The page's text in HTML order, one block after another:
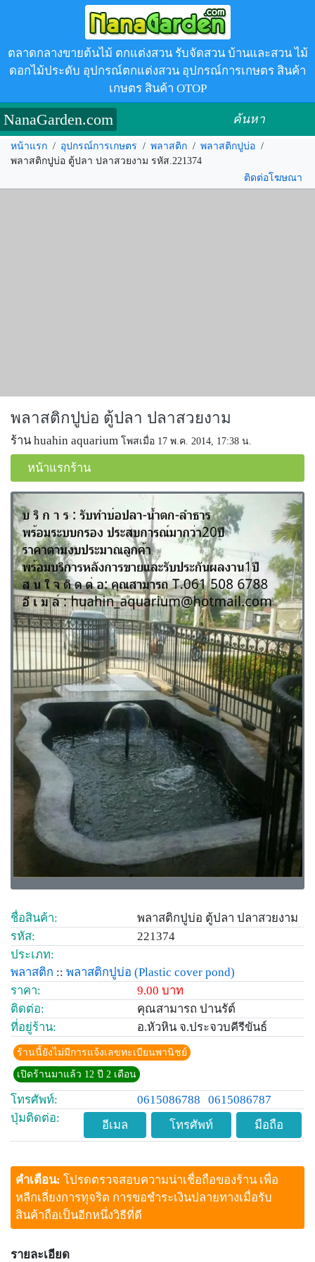
ตลาดกลางขายต้นไม้ ตกแต่งสวน รับจัดสวน บ้านและสวน ไม้
ดอกไม้ประดับ อุปกรณ์ตกแต่งสวน อุปกรณ์การเกษตร สินค้า
เกษตร สินค้า OTOP
NanaGarden.com ค้นหา
หน้าแรก / อุปกรณ์การเกษตร / พลาสติก / พลาสติกปูบ่อ /
พลาสติกปูบ่อ ตู้ปลา ปลาสวยงาม รหัส.221374
ติดต่อโฆษณา
พลาสติกปูบ่อ ตู้ปลา ปลาสวยงาม
ร้าน huahin aquarium โพสเมื่อ 17 พ.ค. 2014, 17:38 น.
หน้าแรกร้าน
ชื่อสินค้า:
พลาสติกปูบ่อ ตู้ปลา ปลาสวยงาม
รหัส:
221374
ประเภท:
พลาสติก :: พลาสติกปูบ่อ (Plastic cover pond)
ราคา:
9.00 บาท
ติดต่อ:
คุณสามารถ ปานรัต์
ที่อยู่ร้าน:
อ.หัวหิน จ.ประจวบคีรีขันธ์
ร้านนี้ยังไม่มีการแจ้งเลขทะเบียนพานิชย์
เปิดร้านมาแล้ว 12 ปี 2 เดือน
โทรศัพท์: 0615086788
0615086787
ปุ่มติดต่อ:
อีเมล โทรศัพท์ มือถือ
คำเตือน: โปรดตรวจสอบความน่าเชื่อถือของร้าน เพื่อ
หลีกเลี่ยงการทุจริต การขอชำระเงินปลายทางเมื่อรับ
สินค้าถือเป็นอีกหนึ่งวิธีที่ดี
รายละเอียด